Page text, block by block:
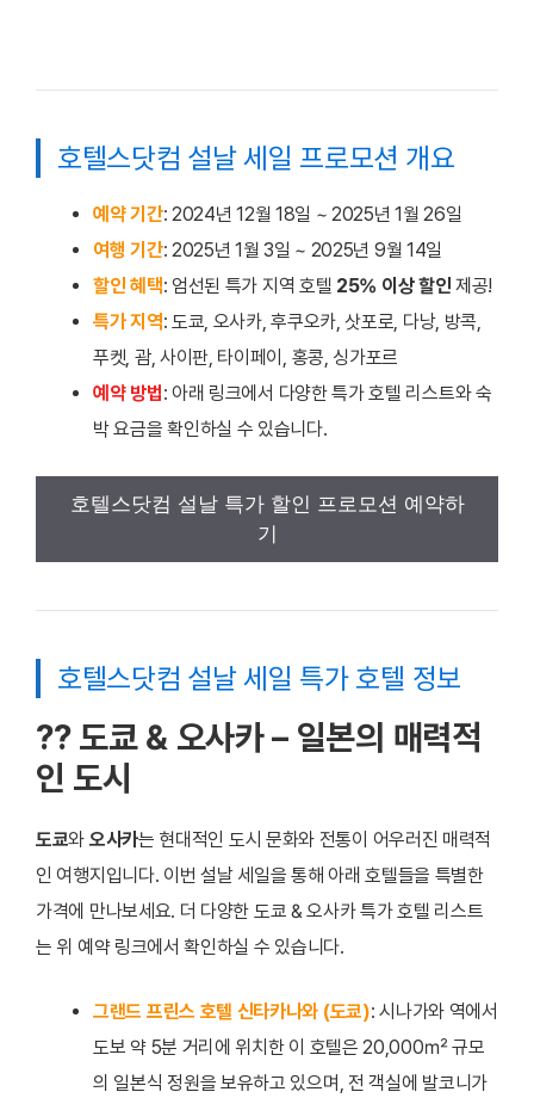
호텔스닷컴 설날 세일 프로모션 개요
예약 기간: 2024년 12월 18일 ~ 2025년 1월 26일
여행 기간: 2025년 1월 3일 ~ 2025년 9월 14일
할인 혜택: 엄선된 특가 지역 호텔 25% 이상 할인 제공!
특가 지역: 도쿄, 오사카, 후쿠오카, 삿포로, 다낭, 방콕,
푸켓, 괌, 사이판, 타이페이, 홍콩, 싱가포르
예약 방법: 아래 링크에서 다양한 특가 호텔 리스트와 숙
박 요금을 확인하실 수 있습니다.
호텔스닷컴 설날 특가 할인 프로모션 예약하
기
호텔스닷컴 설날 세일 특가 호텔 정보
?? 도쿄 & 오사카 – 일본의 매력적
인 도시
도쿄와 오사카는 현대적인 도시 문화와 전통이 어우러진 매력적
인 여행지입니다. 이번 설날 세일을 통해 아래 호텔들을 특별한
가격에 만나보세요. 더 다양한 도쿄 & 오사카 특가 호텔 리스트
는 위 예약 링크에서 확인하실 수 있습니다.
그랜드 프린스 호텔 신타카나와 (도쿄): 시나가와 역에서
도보 약 5분 거리에 위치한 이 호텔은 20,000㎡ 규모
의 일본식 정원을 보유하고 있으며, 전 객실에 발코니가